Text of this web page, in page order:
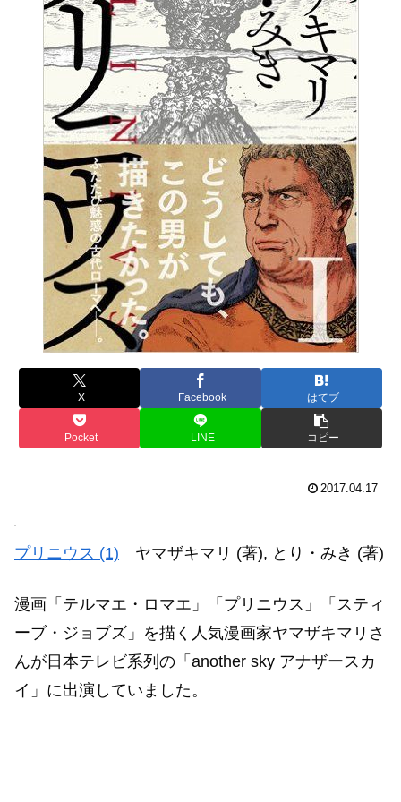
X Facebook はてブ
Pocket LINE コピー
2017.04.17
プリニウス (1) ヤマザキマリ (著), とり・みき (著)
漫画「テルマエ・ロマエ」「プリニウス」「スティ
ーブ・ジョブズ」を描く人気漫画家ヤマザキマリさ
んが日本テレビ系列の「another sky アナザースカ
イ」に出演していました。